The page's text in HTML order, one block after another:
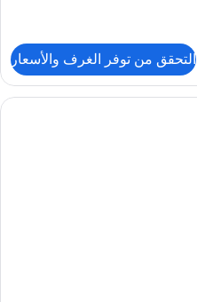
التحقق من توفر الغرف والأسعار
ميني بار وخزنة داخل الغرفة ومكتب